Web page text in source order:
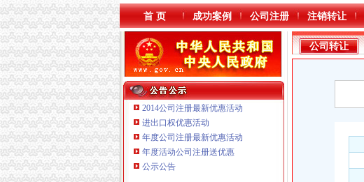
本站导航
首 页 成功案例 公司注册 注销转让
2014公司注册最新优惠活动
进出口权优惠活动
年度公司注册最新优惠活动
年度活动公司注册送优惠
公示公告
重庆鸽牌电线电缆有限公司 渝北10010万 (进出口权)
重庆科发表面处理有限责任公司 渝北800万 （进出口权）
重庆傲志众达投资咨询有限责任公司 渝九1000万 （增资）
公司转让